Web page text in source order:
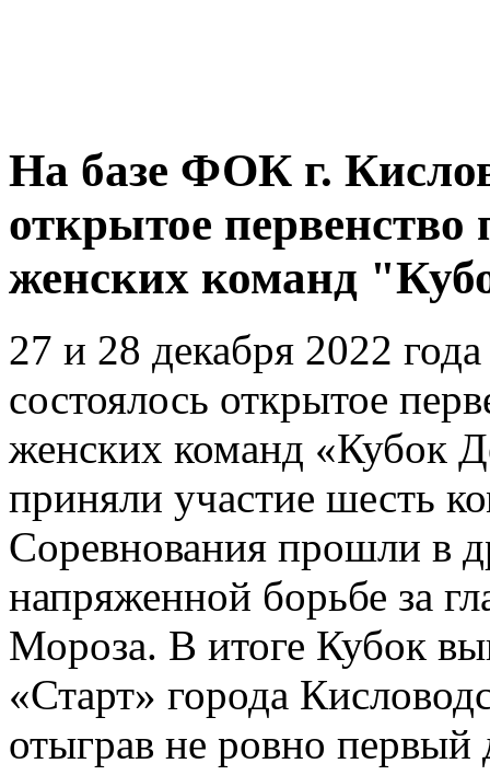
На базе ФОК г.
открытое первенство
женских команд
27 и 28 декабря 2022
состоялось открытое
женских команд «Кубок
приняли участие шесть
Соревнования прошли в
напряженной борьбе за
Мороза. В итоге Кубок
«Старт» города
отыграв не ровно первый